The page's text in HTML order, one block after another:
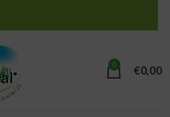
0 €0,00